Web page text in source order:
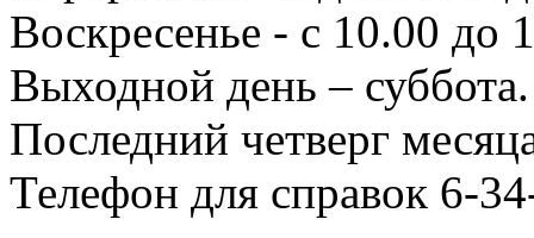
Воскресенье - с 10.00 до
Выходной день – суббота.
Последний четверг
Телефон для справок 6-